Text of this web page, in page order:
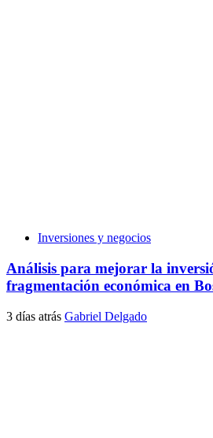
Inversiones y negocios
Análisis para mejorar la
fragmentación económica en
3 días atrás Gabriel Delgado